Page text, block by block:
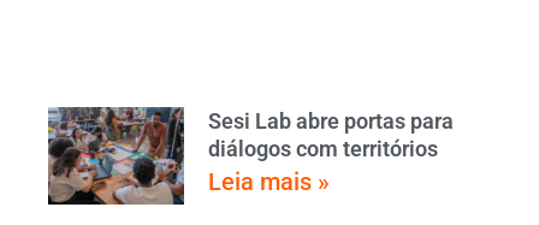
Sesi Lab abre portas para
diálogos com territórios
Leia mais »